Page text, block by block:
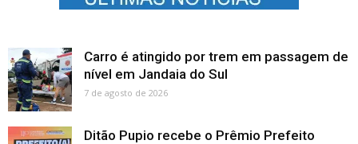
Carro é atingido por trem em passagem de
nível em Jandaia do Sul
7 de agosto de 2026
Ditão Pupio recebe o Prêmio Prefeito